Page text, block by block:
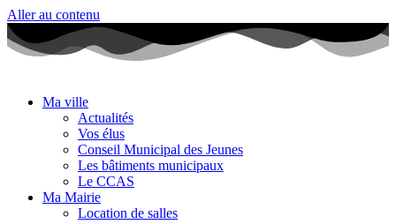
Aller au contenu
Ma ville
Actualités
Vos élus
Conseil Municipal des Jeunes
Les bâtiments municipaux
Le CCAS
Ma Mairie
Location de salles